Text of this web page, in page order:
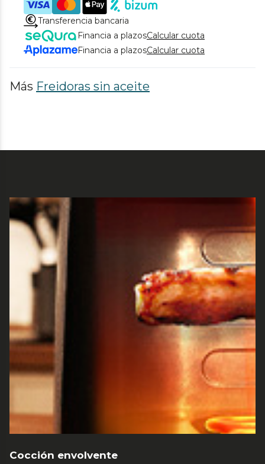
Transferencia bancaria
Financia a plazosCalcular cuota
Financia a plazosCalcular cuota
Más Freidoras sin aceite
Cocción envolvente